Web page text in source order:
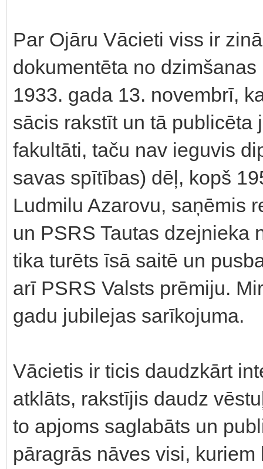
Par Ojāru Vācieti viss ir
dokumentēta no
1933. gada 13. novembrī,
sācis rakstīt un tā
fakultāti, taču nav ieguvis
savas spītības) dēļ, kopš
Ludmilu Azarovu, saņēmis
un PSRS Tautas dzejnieka
tika turēts īsā saitē un
arī PSRS Valsts prēmiju.
gadu jubilejas sarīkojuma.
Vācietis ir ticis daudzkārt
atklāts, rakstījis daudz
to apjoms saglabāts un
pāragrās nāves visi,